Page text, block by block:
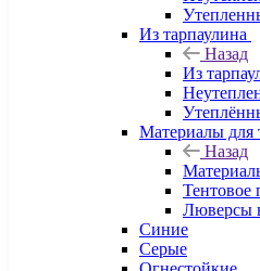
Из тарпаулина
Назад
Из
Материалы для
Назад
Тентовое
Люверсы
Синие
Серые